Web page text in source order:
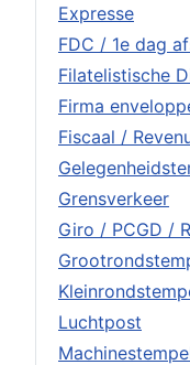
Expresse
FDC / 1e dag
Filatelistische
Firma
Fiscaal /
Grensverkeer
Giro / PCGD /
Luchtpost